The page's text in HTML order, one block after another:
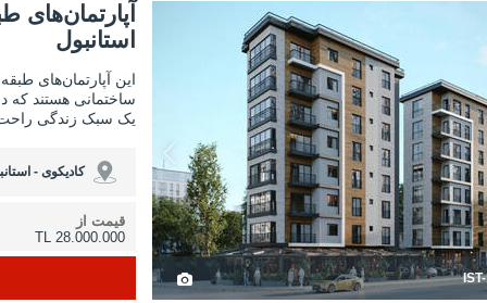
آپارتمان‌های طبقه وسط طبقه وسط با پارکینگ در کادیکوی استانبول 3
آپارتمان‌های
استانبول
این آپارتمان‌های
ساختمانی هستند که
یک سبک زندگی
کادیکوی -
قیمت از
28.000.000 TL